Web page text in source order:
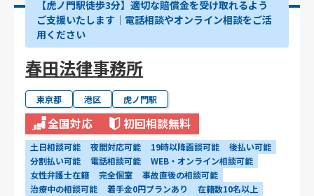
【虎ノ門駅徒歩3分】適切な賠償金を受け取れるよう
ご支援いたします│電話相談やオンライン相談をご活
用ください
春田法律事務所
東京都 港区 虎ノ門駅
全国対応 初回相談無料
土日相談可能 夜間対応可能 19時以降面談可能
後払い可能
分割払い可能
電話相談可能
WEB・オンライン相談可能
女性弁護士在籍
完全個室
事故直後の相談可能
治療中の相談可能
着手金0円プランあり
在籍数10名以上